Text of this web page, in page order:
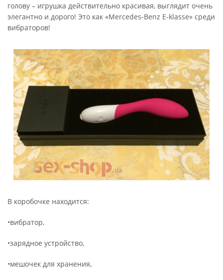
голову – игрушка действительно красивая, выглядит очень
элегантно и дорого! Это как «Mercedes-Benz E-klasse» среди
вибраторов!
В коробочке находится:
•вибратор,
•зарядное устройство,
•мешочек для хранения,